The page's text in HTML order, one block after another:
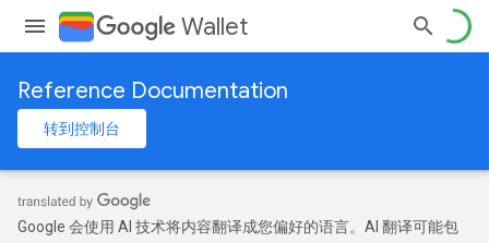
Wallet
Reference Documentation
转到控制台
Google 会使用 AI 技术将内容翻译成您偏好的语言。AI 翻译可能包